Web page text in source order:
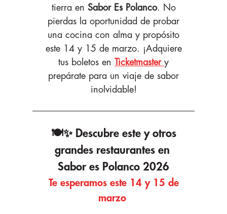
SABORES SONOROS
DESEOS DE NAVIDAD
Blog
tierra en Sabor Es Polanco. No
pierdas la oportunidad de probar
una cocina con alma y propósito
este 14 y 15 de marzo. ¡Adquiere
tus boletos en Ticketmaster y
prepárate para un viaje de sabor
inolvidable!
🍽️✨ Descubre este y otros
grandes restaurantes en
Sabor es Polanco 2026
Te esperamos este 14 y 15 de
marzo